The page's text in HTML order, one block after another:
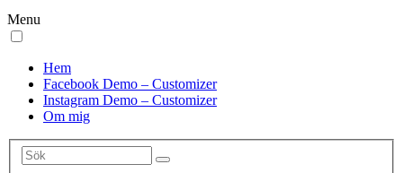
Menu
Hem
Facebook Demo – Customizer
Instagram Demo – Customizer
Om mig